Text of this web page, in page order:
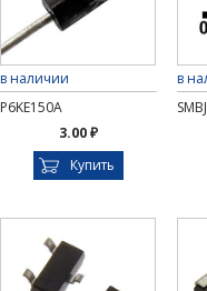
в наличии
P6KE150A
3.00 ₽
Купить
в